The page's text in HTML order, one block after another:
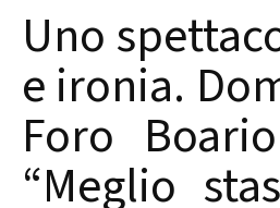
Uno
e ironia.
Foro
“Meglio